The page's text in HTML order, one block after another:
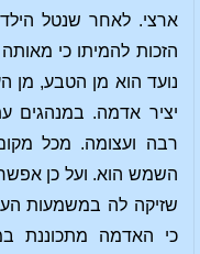
ארצי. לאחר שנטל
הזכות להמיתו כי
נועד הוא מן הטבע, מן
יציר אדמה. במנהגים
רבה ועצומה. מכל
השמש הוא. ועל כן
שזיקה לה במשמעות
כי האדמה מתכוננת